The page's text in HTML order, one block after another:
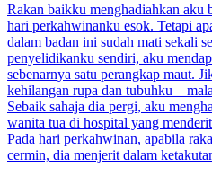
Rakan baikku menghadiahkan aku
hari perkahwinanku esok. Tetapi
dalam badan ini sudah mati sekali
penyelidikanku sendiri, aku
sebenarnya satu perangkap maut.
kehilangan rupa dan
Sebaik sahaja dia pergi, aku
wanita tua di hospital yang
Pada hari perkahwinan, apabila
cermin, dia menjerit dalam